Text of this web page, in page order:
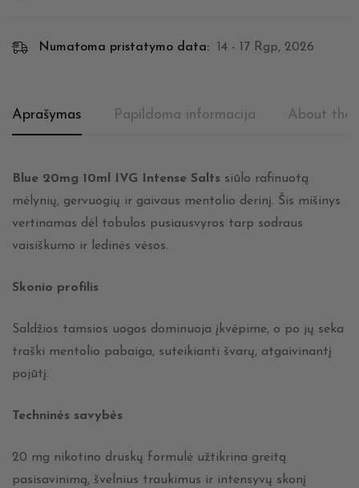
Numatoma pristatymo data: 14 - 17 Rgp, 2026
Aprašymas Papildoma informacija About the
Blue 20mg 10ml IVG Intense Salts siūlo rafinuotą
mėlynių, gervuogių ir gaivaus mentolio derinį. Šis mišinys
vertinamas dėl tobulos pusiausvyros tarp sodraus
vaisiškumo ir ledinės vėsos.
Skonio profilis
Saldžios tamsios uogos dominuoja įkvėpime, o po jų seka
traški mentolio pabaiga, suteikianti švarų, atgaivinantį
pojūtį.
Techninės savybės
20 mg nikotino druskų formulė užtikrina greitą
pasisavinimą, švelnius traukimus ir intensyvų skonį